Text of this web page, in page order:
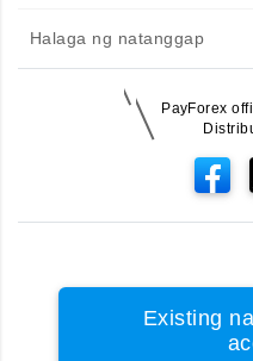
Halaga ng natanggap
PayForex
Existing